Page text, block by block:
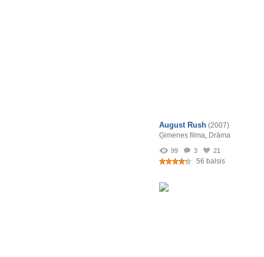
August Rush (2007)
Ģimenes filma, Drāma
99 3 21
56 balsis